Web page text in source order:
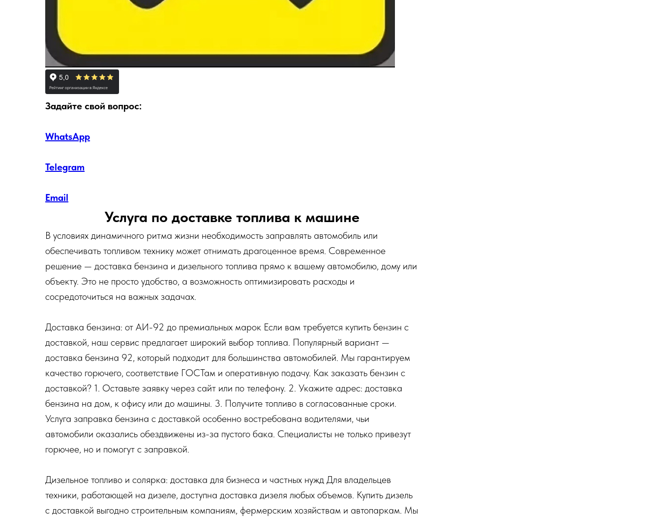
Задайте свой вопрос:
WhatsApp
Telegram
Email
Услуга по доставке топлива к машине
В условиях динамичного ритма жизни необходимость заправлять автомобиль или
обеспечивать топливом технику может отнимать драгоценное время. Современное
решение — доставка бензина и дизельного топлива прямо к вашему автомобилю, дому или
объекту. Это не просто удобство, а возможность оптимизировать расходы и
сосредоточиться на важных задачах.
Доставка бензина: от АИ-92 до премиальных марок Если вам требуется купить бензин с
доставкой, наш сервис предлагает широкий выбор топлива. Популярный вариант —
доставка бензина 92, который подходит для большинства автомобилей. Мы гарантируем
качество горючего, соответствие ГОСТам и оперативную подачу. Как заказать бензин с
доставкой? 1. Оставьте заявку через сайт или по телефону. 2. Укажите адрес: доставка
бензина на дом, к офису или до машины. 3. Получите топливо в согласованные сроки.
Услуга заправка бензина с доставкой особенно востребована водителями, чьи
автомобили оказались обездвижены из-за пустого бака. Специалисты не только привезут
горючее, но и помогут с заправкой.
Дизельное топливо и солярка: доставка для бизнеса и частных нужд Для владельцев
техники, работающей на дизеле, доступна доставка дизеля любых объемов. Купить дизель
с доставкой выгодно строительным компаниям, фермерским хозяйствам и автопаркам. Мы